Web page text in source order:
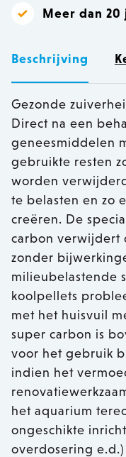
Meer dan 20
Beschrijving
Gezonde
Direct na een
geneesmiddelen
gebruikte resten
worden
te belasten en zo
creëren. De
carbon verwijdert
zonder
milieubelastende
koolpellets
met het huisvuil
super carbon is
voor het gebruik
indien het
het aquarium
ongeschikte
overdosering